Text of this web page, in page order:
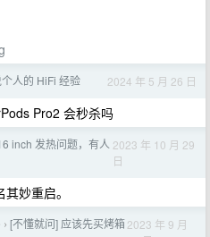
人的 HiFi 经验 2024 年 5 月 26 日
Pro2 会秒杀吗
inch 发热问题，有人 2023 年 10 月 29
日
妙重启。
› [不懂就问] 应该先买烤箱2023 年 9 月